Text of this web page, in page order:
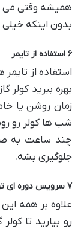
همیشه وقتی می
بدون اینکه
۶ استفاده از تایمر
استفاده از
بهره ببرید کولر
زمان روشن یا
شب ها کولر رو
چند ساعت به
جلوگیری بشه.
۷ سرویس دوره ای توسط تکنسین حرفه ای
علاوه بر همه
رو بیارید تا